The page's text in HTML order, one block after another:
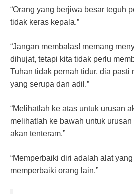
“Orang yang berjiwa besar teguh
tidak keras kepala.”
“Jangan membalas! memang
dihujat, tetapi kita tidak perlu
Tuhan tidak pernah tidur, dia pasti
yang serupa dan adil.”
“Melihatlah ke atas untuk urusan
melihatlah ke bawah untuk
akan tenteram.”
“Memperbaiki diri adalah alat
memperbaiki orang lain.”